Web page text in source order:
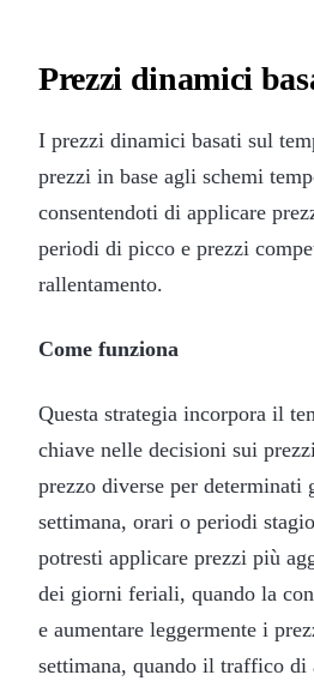
Prezzi dinamici
I prezzi dinamici basati sul
prezzi in base agli schemi
consentendoti di applicare
periodi di picco e prezzi
rallentamento.
Come funziona
Questa strategia incorpora il
chiave nelle decisioni sui
prezzo diverse per determinati
settimana, orari o periodi
potresti applicare prezzi più
dei giorni feriali, quando la
e aumentare leggermente i
settimana, quando il traffico di